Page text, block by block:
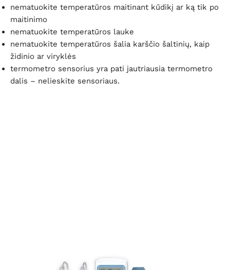
nematuokite temperatūros maitinant kūdikį ar ką tik po
maitinimo
nematuokite temperatūros lauke
nematuokite temperatūros šalia karščio šaltinių, kaip
židinio ar viryklės
termometro sensorius yra pati jautriausia termometro
dalis – nelieskite sensoriaus.